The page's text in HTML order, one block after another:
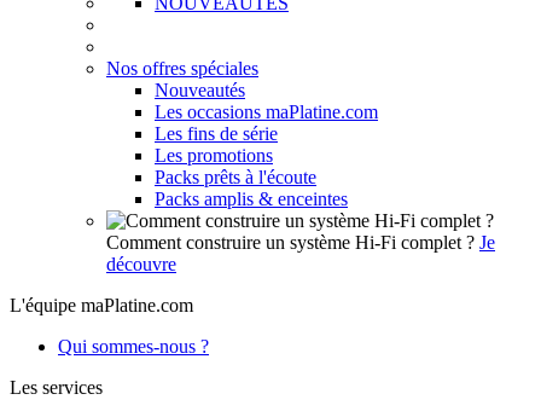
Nos offres spéciales
Nouveautés
Les occasions maPlatine.com
Les fins de série
Les promotions
Packs prêts à l'écoute
Packs amplis & enceintes
Comment construire un système Hi-Fi complet ? Je
découvre
L'équipe maPlatine.com
Qui sommes-nous ?
Les services